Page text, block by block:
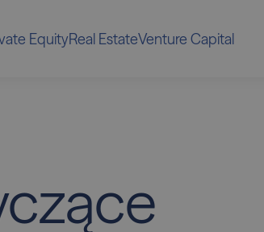
EquityReal EstateVenture Capital